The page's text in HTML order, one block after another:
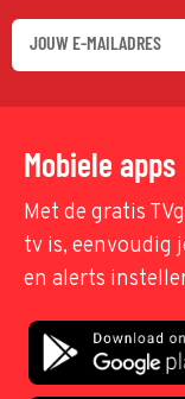
Mobiele apps
Met de gratis
tv is, eenvoudig
en alerts